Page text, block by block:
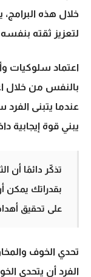
خلال هذه
لتعزيز ثقته
اعتماد سلوكيات
بالنفس من خلال
عندما يتبنى الفرد
يبني قوة إيجابية
تذكّر دائمًا أن
بقدراتك يمكن
على تحقيق
تحدي الخوف
الفرد أن يتحدى